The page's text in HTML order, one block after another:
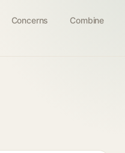
Concerns Combine